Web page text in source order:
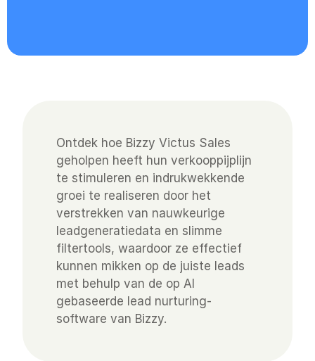
Ontdek hoe Bizzy Victus Sales
geholpen heeft hun verkooppijplijn
te stimuleren en indrukwekkende
groei te realiseren door het
verstrekken van nauwkeurige
leadgeneratiedata en slimme
filtertools, waardoor ze effectief
kunnen mikken op de juiste leads
met behulp van de op AI
gebaseerde lead nurturing-
software van Bizzy.